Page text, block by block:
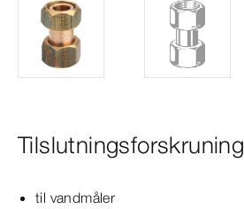
Tilslutningsforskruning
til vandmåler